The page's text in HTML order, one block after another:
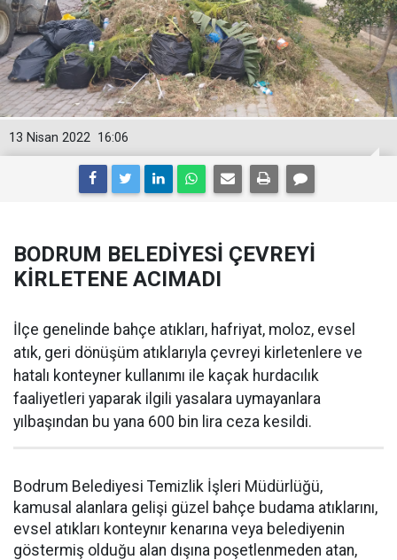
16:06
13 Nisan 2022
BODRUM BELEDİYESİ ÇEVREYİ
KİRLETENE ACIMADI
İlçe genelinde bahçe atıkları, hafriyat, moloz, evsel
atık, geri dönüşüm atıklarıyla çevreyi kirletenlere ve
hatalı konteyner kullanımı ile kaçak hurdacılık
faaliyetleri yaparak ilgili yasalara uymayanlara
yılbaşından bu yana 600 bin lira ceza kesildi.
Bodrum Belediyesi Temizlik İşleri Müdürlüğü,
kamusal alanlara gelişi güzel bahçe budama atıklarını,
evsel atıkları konteynır kenarına veya belediyenin
göstermiş olduğu alan dışına poşetlenmeden atan,